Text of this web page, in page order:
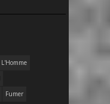
L'Homme
Fumer